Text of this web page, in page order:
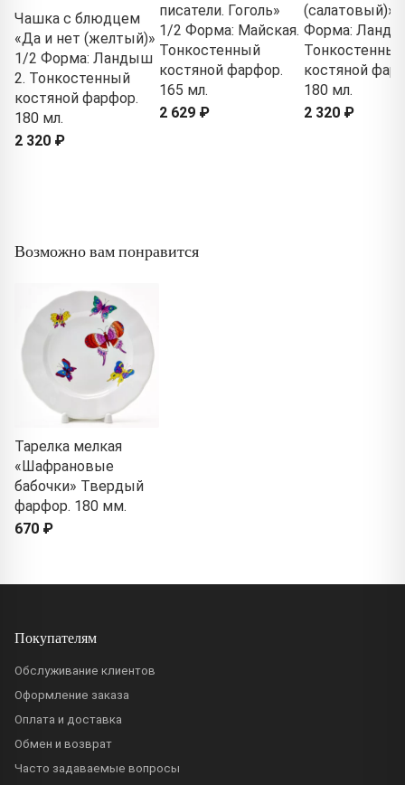
Чашка с блюдцем
«Да и нет (желтый)»
1/2 Форма: Ландыш
2. Тонкостенный
костяной фарфор.
180 мл.
2 320 ₽
писатели. Гоголь»
1/2 Форма: Майская.
Тонкостенный
костяной фарфор.
165 мл.
2 629 ₽
(салатовый)»
Форма:
Тонкостенный
костяной
180 мл.
2 320 ₽
Возможно вам понравится
Тарелка мелкая
«Шафрановые
бабочки» Твердый
фарфор. 180 мм.
670 ₽
Покупателям
Обслуживание клиентов
Оформление заказа
Оплата и доставка
Обмен и возврат
Часто задаваемые вопросы